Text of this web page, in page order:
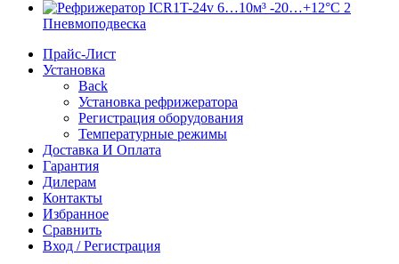
Пневмоподвеска
Прайс-Лист
Установка
Back
Установка рефрижератора
Регистрация оборудования
Температурные режимы
Доставка И Оплата
Гарантия
Дилерам
Контакты
Избранное
Сравнить
Вход / Регистрация